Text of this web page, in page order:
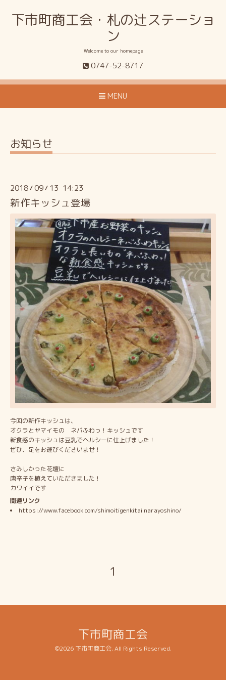
下市町商工会・札の辻ステーショ
ン
Welcome to our homepage
0747-52-8717
MENU
お知らせ
2018/09/ 13 14:23
新作キッシュ登場
今回の新作キッシュは、
オクラとヤマイモの ネバふわっ！キッシュです
新食感のキッシュは豆乳でヘルシーに仕上げました！
ぜひ、足をお運びくださいませ！
さみしかった花壇に
唐辛子を植えていただきました！
カワイイです
関連リンク
https://www.facebook.com/shimoitigenkitai.narayoshino/
1
下市町商工会
©2026 下市町商工会. All Rights Reserved.